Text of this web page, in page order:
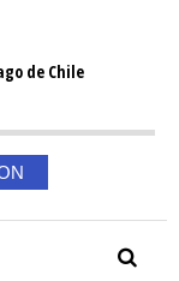
de Chile